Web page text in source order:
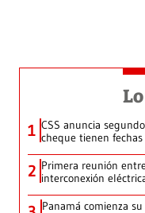
1 CSS anuncia
cheque tienen
2 Primera reunión
interconexión
Panamá comienza